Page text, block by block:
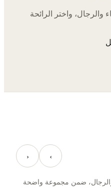
للنساء والرجال، واختر الرائحة
مل للنساء والرجال، ضمن مجموعة واضحة
›
‹